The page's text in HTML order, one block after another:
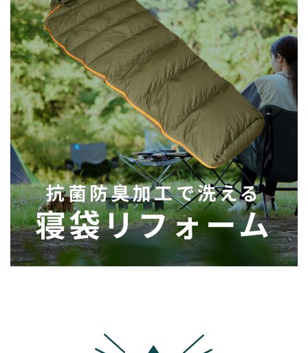
抗菌防臭加工で洗える
寝袋リフォーム